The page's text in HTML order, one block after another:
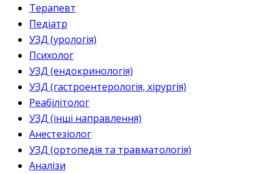
Терапевт
Педіатр
УЗД (урологія)
Психолог
УЗД (ендокринологія)
УЗД (гастроентерологія, хірургія)
Реабілітолог
УЗД (інші направлення)
Анестезіолог
УЗД (ортопедія та травматологія)
Аналізи